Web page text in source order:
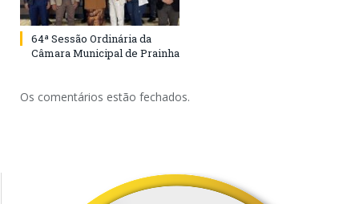
64ª Sessão Ordinária da
Câmara Municipal de Prainha
Os comentários estão fechados.